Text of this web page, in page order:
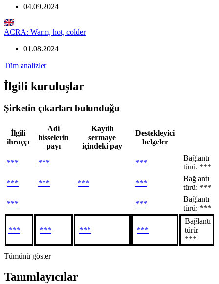
04.09.2024
ACRA: Warm, hot, colder
01.08.2024
Tüm analizler
İlgili kuruluşlar
Şirketin çıkarları bulunduğu
İlgili
ihraççı
Adi
hisselerin
payı
Kayıtlı
sermaye
içindeki pay
Destekleyici
belgeler
*** *** ***
Bağlantı
türü: ***
***
*** *** ***
Bağlantı
türü: ***
***
***
Bağlantı
türü: ***
*** *** *** ***
Bağlantı
türü:
***
Tümünü göster
Tanımlayıcılar